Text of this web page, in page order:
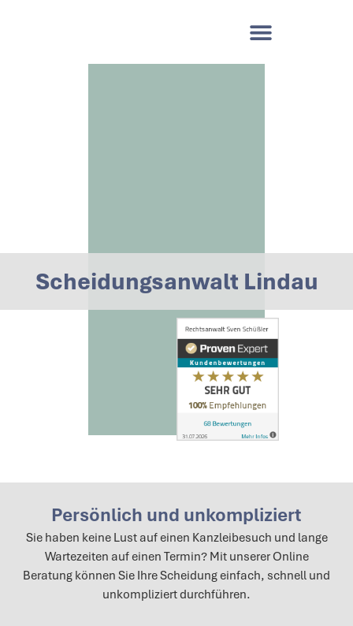
Scheidungsanwalt Lindau
Persönlich und unkompliziert
Sie haben keine Lust auf einen Kanzleibesuch und lange
Wartezeiten auf einen Termin? Mit unserer Online
Beratung können Sie Ihre Scheidung einfach, schnell und
unkompliziert durchführen.